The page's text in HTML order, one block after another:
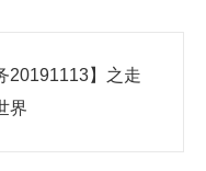
20191113】之走
界